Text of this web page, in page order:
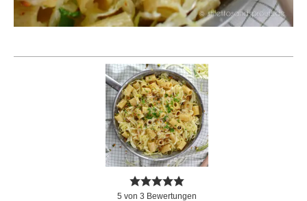
5 von 3 Bewertungen